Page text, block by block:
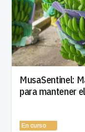
MusaSentinel:
para mantener
En curso